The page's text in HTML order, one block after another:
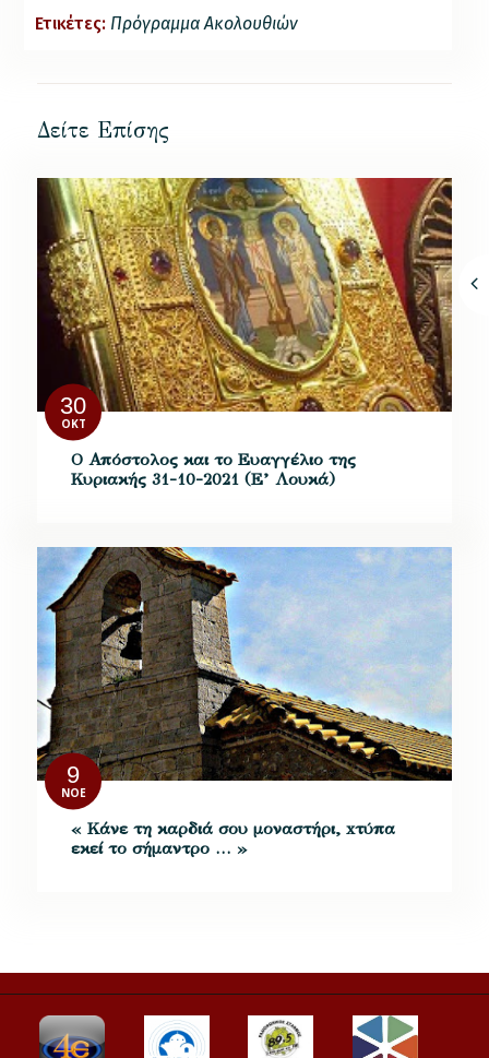
Ετικέτες: Πρόγραμμα Ακολουθιών
Δείτε Επίσης
30
ΟΚΤ
Ο Απόστολος και το Ευαγγέλιο της
Κυριακής 31-10-2021 (Ε’ Λουκά)
9
ΝΟΈ
« Κάνε τη καρδιά σου μοναστήρι, xτύπα
εκεί το σήμαντρο … »